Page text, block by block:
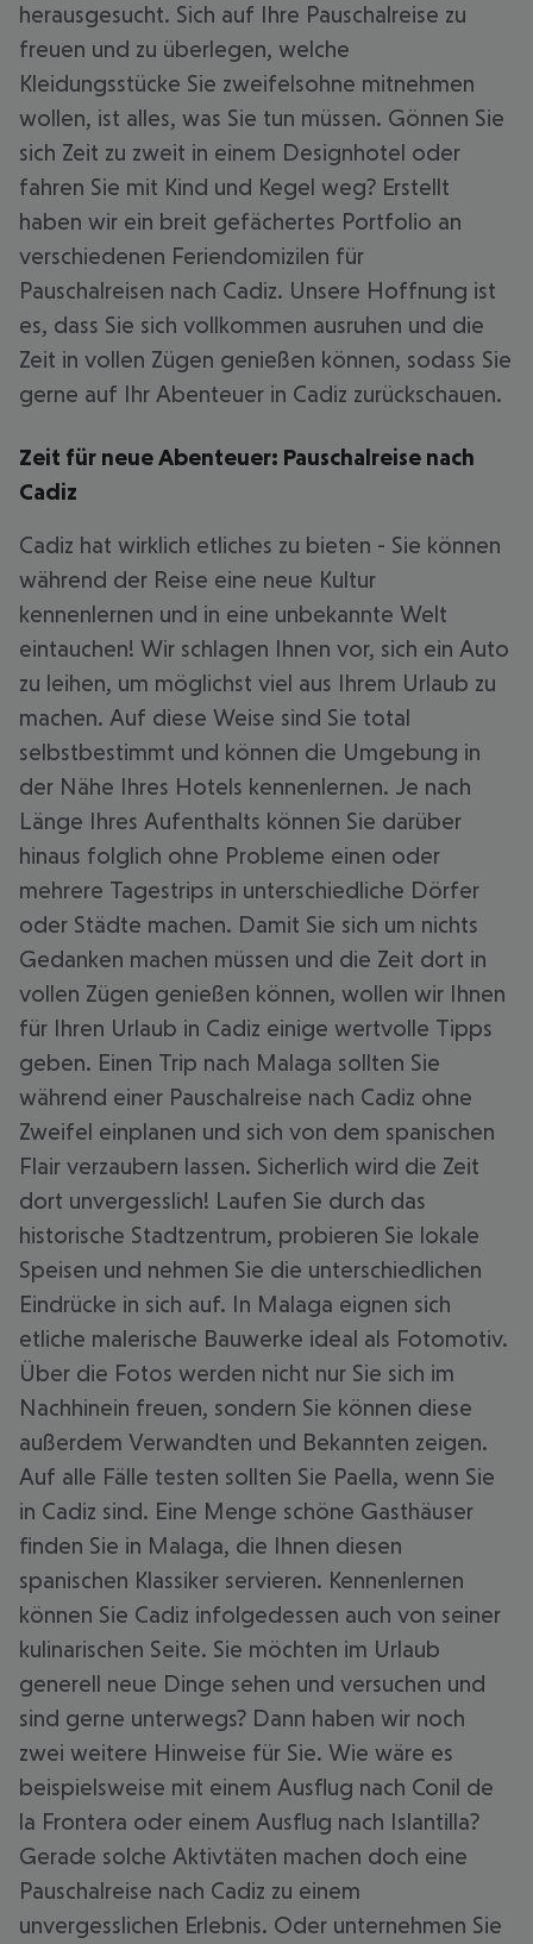
herausgesucht. Sich auf Ihre Pauschalreise zu
freuen und zu überlegen, welche
Kleidungsstücke Sie zweifelsohne mitnehmen
wollen, ist alles, was Sie tun müssen. Gönnen Sie
sich Zeit zu zweit in einem Designhotel oder
fahren Sie mit Kind und Kegel weg? Erstellt
haben wir ein breit gefächertes Portfolio an
verschiedenen Feriendomizilen für
Pauschalreisen nach Cadiz. Unsere Hoffnung ist
es, dass Sie sich vollkommen ausruhen und die
Zeit in vollen Zügen genießen können, sodass Sie
gerne auf Ihr Abenteuer in Cadiz zurückschauen.
Zeit für neue Abenteuer: Pauschalreise nach
Cadiz
Cadiz hat wirklich etliches zu bieten - Sie können
während der Reise eine neue Kultur
kennenlernen und in eine unbekannte Welt
eintauchen! Wir schlagen Ihnen vor, sich ein Auto
zu leihen, um möglichst viel aus Ihrem Urlaub zu
machen. Auf diese Weise sind Sie total
selbstbestimmt und können die Umgebung in
der Nähe Ihres Hotels kennenlernen. Je nach
Länge Ihres Aufenthalts können Sie darüber
hinaus folglich ohne Probleme einen oder
mehrere Tagestrips in unterschiedliche Dörfer
oder Städte machen. Damit Sie sich um nichts
Gedanken machen müssen und die Zeit dort in
vollen Zügen genießen können, wollen wir Ihnen
für Ihren Urlaub in Cadiz einige wertvolle Tipps
geben. Einen Trip nach Malaga sollten Sie
während einer Pauschalreise nach Cadiz ohne
Zweifel einplanen und sich von dem spanischen
Flair verzaubern lassen. Sicherlich wird die Zeit
dort unvergesslich! Laufen Sie durch das
historische Stadtzentrum, probieren Sie lokale
Speisen und nehmen Sie die unterschiedlichen
Eindrücke in sich auf. In Malaga eignen sich
etliche malerische Bauwerke ideal als Fotomotiv.
Über die Fotos werden nicht nur Sie sich im
Nachhinein freuen, sondern Sie können diese
außerdem Verwandten und Bekannten zeigen.
Auf alle Fälle testen sollten Sie Paella, wenn Sie
in Cadiz sind. Eine Menge schöne Gasthäuser
finden Sie in Malaga, die Ihnen diesen
spanischen Klassiker servieren. Kennenlernen
können Sie Cadiz infolgedessen auch von seiner
kulinarischen Seite. Sie möchten im Urlaub
generell neue Dinge sehen und versuchen und
sind gerne unterwegs? Dann haben wir noch
zwei weitere Hinweise für Sie. Wie wäre es
beispielsweise mit einem Ausflug nach Conil de
la Frontera oder einem Ausflug nach Islantilla?
Gerade solche Aktivtäten machen doch eine
Pauschalreise nach Cadiz zu einem
unvergesslichen Erlebnis. Oder unternehmen Sie